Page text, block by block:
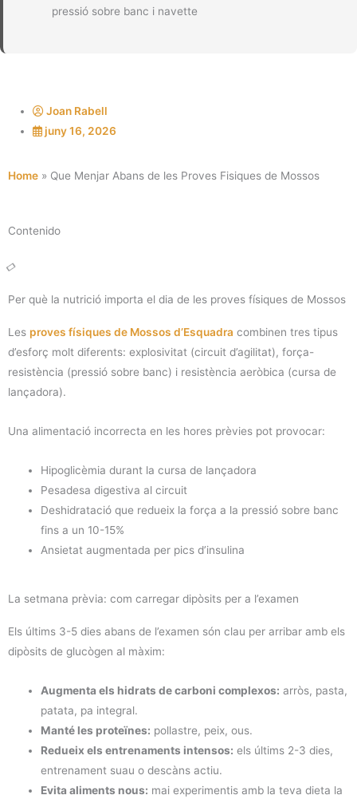
pressió sobre banc i navette
Joan Rabell
juny 16, 2026
Home » Que Menjar Abans de les Proves Fisiques de Mossos
Contenido
Per què la nutrició importa el dia de les proves físiques de Mossos
Les proves físiques de Mossos d’Esquadra combinen tres tipus
d’esforç molt diferents: explosivitat (circuit d’agilitat), força-
resistència (pressió sobre banc) i resistència aeròbica (cursa de
lançadora).
Una alimentació incorrecta en les hores prèvies pot provocar:
Hipoglicèmia durant la cursa de lançadora
Pesadesa digestiva al circuit
Deshidratació que redueix la força a la pressió sobre banc
fins a un 10-15%
Ansietat augmentada per pics d’insulina
La setmana prèvia: com carregar dipòsits per a l’examen
Els últims 3-5 dies abans de l’examen són clau per arribar amb els
dipòsits de glucògen al màxim:
Augmenta els hidrats de carboni complexos: arròs, pasta,
patata, pa integral.
Manté les proteïnes: pollastre, peix, ous.
Redueix els entrenaments intensos: els últims 2-3 dies,
entrenament suau o descàns actiu.
Evita aliments nous: mai experimentis amb la teva dieta la